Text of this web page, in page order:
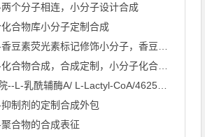
个分子相连，小分子设计合成
合物库小分子定制合成
荧光素标记修饰小分子，香豆素衍生物的合成
物合成，合成定制，小分子化合物的订购
乳酰辅酶A/ L-Lactyl-CoA/4625-32-5/1926 ...
制剂的定制合成外包
合物的合成表征